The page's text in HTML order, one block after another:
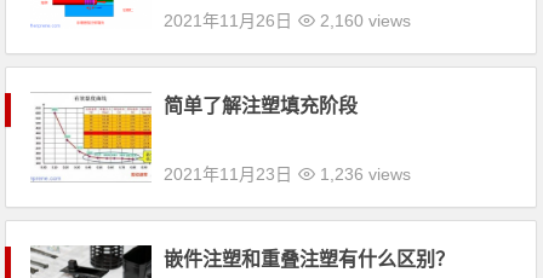
2021年11月26日 2,160 views
简单了解注塑填充阶段
2021年11月23日 1,236 views
嵌件注塑和重叠注塑有什么区别？